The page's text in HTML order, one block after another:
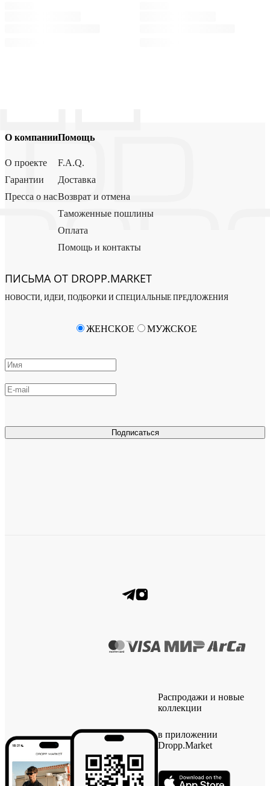
О компании
О проекте
Гарантии
Пресса о нас
Помощь
F.A.Q.
Доставка
Возврат и отмена
Таможенные пошлины
Оплата
Помощь и контакты
ПИСЬМА ОТ DROPP.MARKET
НОВОСТИ, ИДЕИ, ПОДБОРКИ И СПЕЦИАЛЬНЫЕ ПРЕДЛОЖЕНИЯ
Подписаться
ЖЕНСКОЕ МУЖСКОЕ
Распродажи и новые
коллекции
в приложении
Dropp.Market